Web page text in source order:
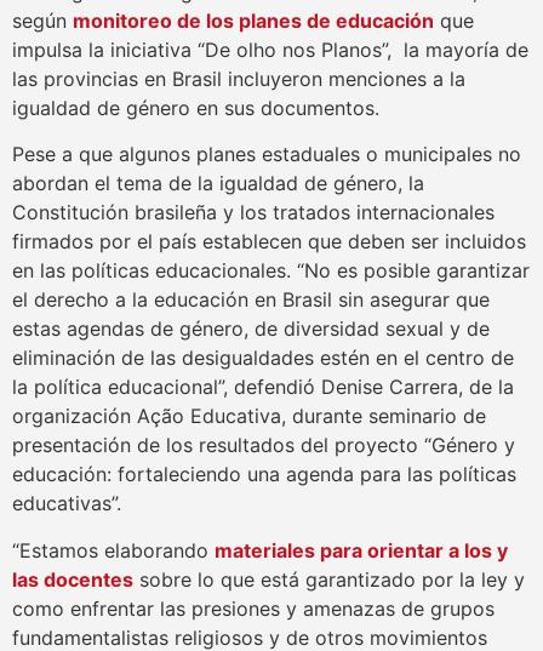
según monitoreo de los planes de educación que
impulsa la iniciativa “De olho nos Planos”, la mayoría de
las provincias en Brasil incluyeron menciones a la
igualdad de género en sus documentos.
Pese a que algunos planes estaduales o municipales no
abordan el tema de la igualdad de género, la
Constitución brasileña y los tratados internacionales
firmados por el país establecen que deben ser incluidos
en las políticas educacionales. “No es posible garantizar
el derecho a la educación en Brasil sin asegurar que
estas agendas de género, de diversidad sexual y de
eliminación de las desigualdades estén en el centro de
la política educacional”, defendió Denise Carrera, de la
organización Ação Educativa, durante seminario de
presentación de los resultados del proyecto “Género y
educación: fortaleciendo una agenda para las políticas
educativas”.
“Estamos elaborando materiales para orientar a los y
las docentes sobre lo que está garantizado por la ley y
como enfrentar las presiones y amenazas de grupos
fundamentalistas religiosos y de otros movimientos